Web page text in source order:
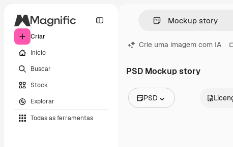
Criar
Início
Buscar
Stock
Explorar
Todas as ferramentas
Crie uma imagem com IA
PSD Mockup story
PSD